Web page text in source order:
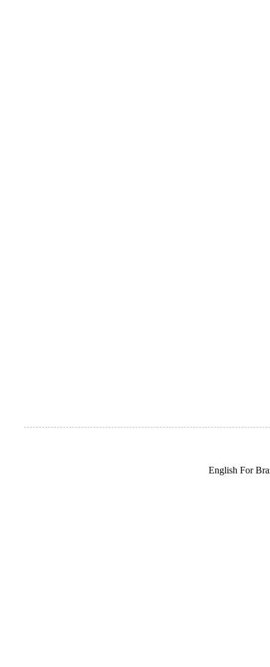
English For